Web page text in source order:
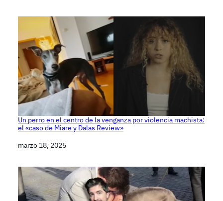
Un perro en el centro de la venganza por violencia machista:
el «caso de Miare y Dalas Review»
Fecha
marzo 18, 2025